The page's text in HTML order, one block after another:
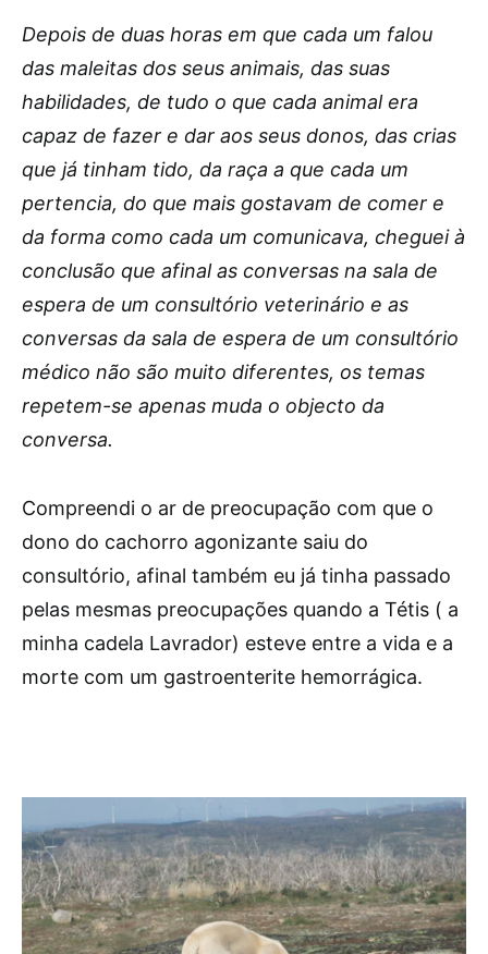
Depois de duas horas em que cada um falou
das maleitas dos seus animais, das suas
habilidades, de tudo o que cada animal era
capaz de fazer e dar aos seus donos, das crias
que já tinham tido, da raça a que cada um
pertencia, do que mais gostavam de comer e
da forma como cada um comunicava, cheguei à
conclusão que afinal as conversas na sala de
espera de um consultório veterinário e as
conversas da sala de espera de um consultório
médico não são muito diferentes, os temas
repetem-se apenas muda o objecto da
conversa.
Compreendi o ar de preocupação com que o
dono do cachorro agonizante saiu do
consultório, afinal também eu já tinha passado
pelas mesmas preocupações quando a Tétis ( a
minha cadela Lavrador) esteve entre a vida e a
morte com um gastroenterite hemorrágica.